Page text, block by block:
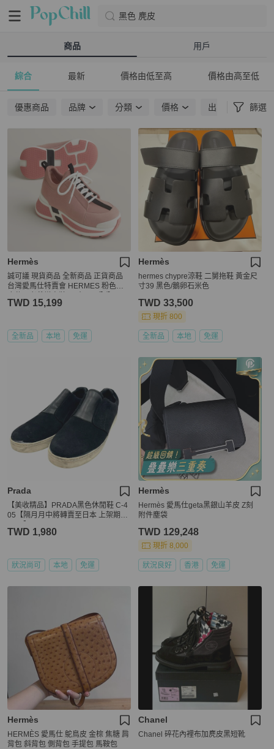
黑色 麂皮
商品 用戶
綜合 最新 價格由低至高 價格由高至低
優惠商品 品牌 分類 價格 出貨地點 篩選
Hermès
誠可議 現貨商品 全新商品 正貨商品
台灣愛馬仕特賣會 HERMES 粉色麂
TWD 15,199
全新品 本地 免運
Hermès
hermes chypre涼鞋 二舅拖鞋 黃金尺
寸39 黑色/鵝卵石米色
TWD 33,500
現折 800
全新品 本地 免運
Prada
【美收精品】PRADA黑色休閒鞋 C-4
05【隔月月中將轉賣至日本 上架期限
TWD 1,980
狀況尚可 本地 免運
Hermès
Hermès 愛馬仕geta黑銀山羊皮 Z刻
附件塵袋
TWD 129,248
現折 8,000
狀況良好 香港 免運
Hermès
HERMÈS 愛馬仕 鴕鳥皮 金棕 焦糖 肩
背包 斜背包 側背包 手提包 馬鞍包
Chanel
Chanel 碎花內裡布加麂皮黑短靴